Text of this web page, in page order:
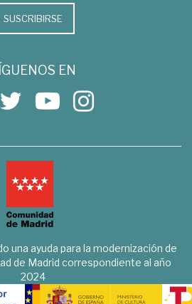
SUSCRIBIRSE
EN
una ayuda para la modernización de
de Madrid correspondiente al año
2024